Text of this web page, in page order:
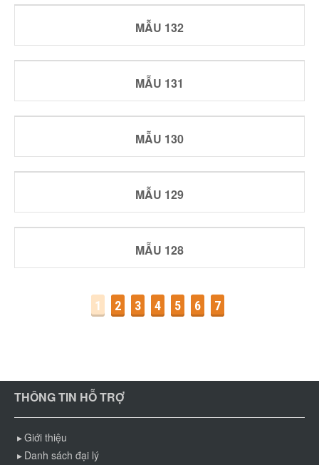
MẪU 132
MẪU 131
MẪU 130
MẪU 129
MẪU 128
1 2 3 4 5 6 7
THÔNG TIN HỖ TRỢ
Giới thiệu
Danh sách đại lý